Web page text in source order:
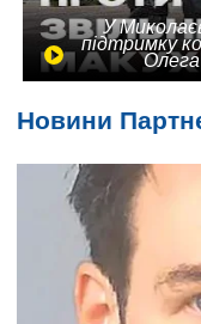
У
підтримку
Олега